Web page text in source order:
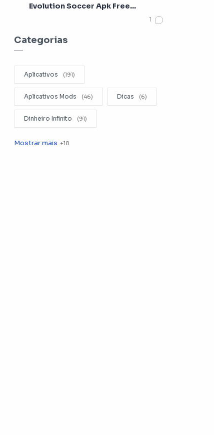
Evolution Soccer Apk Free
Categorias
Aplicativos
Aplicativos Mods Dicas
Dinheiro Infinito
Editar Videos